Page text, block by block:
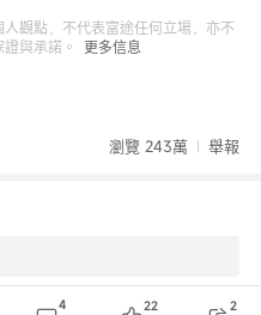
觀點，不代表富途任何立場，亦不
與承諾。
更多信息
瀏覽 243萬 舉報
4 22 2